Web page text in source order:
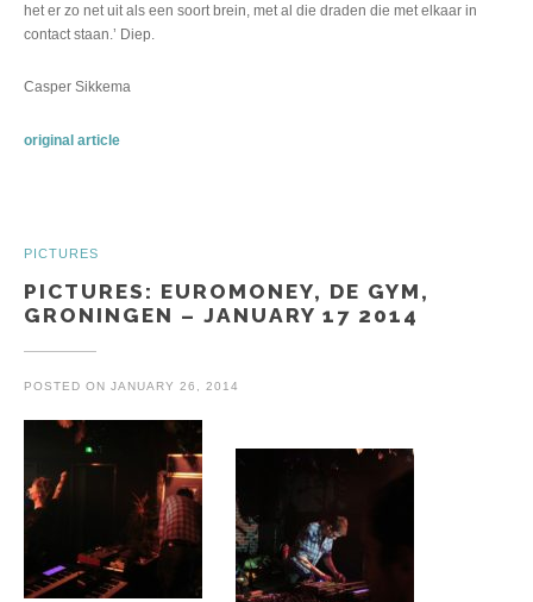
het er zo net uit als een soort brein, met al die draden die met elkaar in
contact staan.’ Diep.
Casper Sikkema
original article
PICTURES
PICTURES: EUROMONEY, DE GYM,
GRONINGEN – JANUARY 17 2014
POSTED ON JANUARY 26, 2014